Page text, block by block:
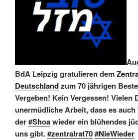
BdA Leipzig gratulieren dem
Deutschlandzum 70 jährigen
Vergeben! Kein Vergessen! Vielen
unermüdliche Arbeit, dass es auch
der#Shoawieder ein blühendes
uns gibt.#zentralrat70#NieWieder